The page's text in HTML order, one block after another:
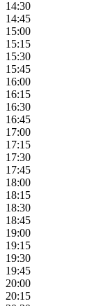
14:30
14:45
15:00
15:15
15:30
15:45
16:00
16:15
16:30
16:45
17:00
17:15
17:30
17:45
18:00
18:15
18:30
18:45
19:00
19:15
19:30
19:45
20:00
20:15